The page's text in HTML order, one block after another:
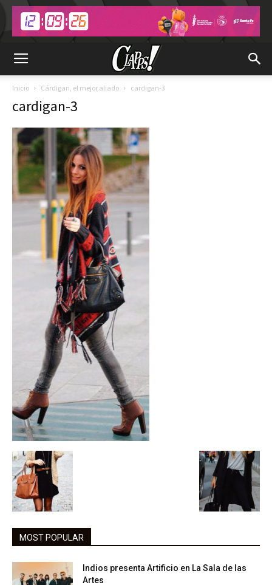
Inicio Cárdigan, el mejor aliado cardigan-3
cardigan-3
MOST POPULAR
Indios presenta Artificio en La Sala de las
Artes